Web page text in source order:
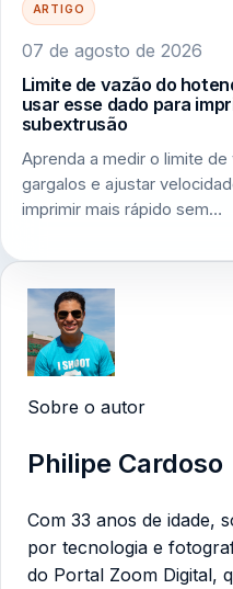
ARTIGO
07 de agosto de 2026
Limite de vazão do
usar esse dado para
subextrusão
Aprenda a medir o limite
gargalos e ajustar
imprimir mais rápido sem…
Sobre o autor
Philipe Cardoso
Com 33 anos de idade,
por tecnologia e
do Portal Zoom Digital,